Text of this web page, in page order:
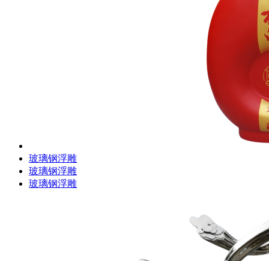
玻璃钢浮雕
玻璃钢浮雕
玻璃钢浮雕